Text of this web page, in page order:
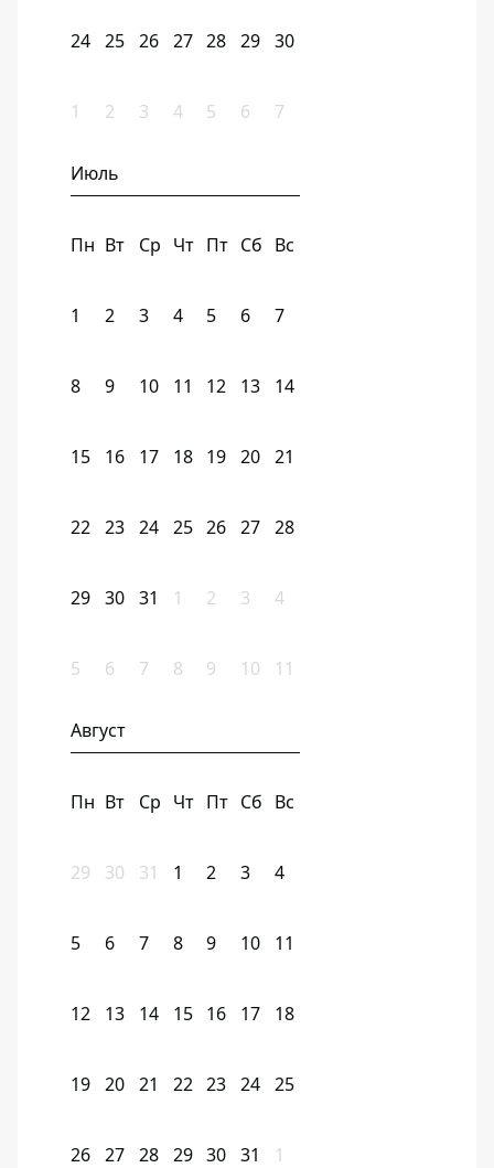
24 25 26 27 28 29 30
1 2 3 4 5 6 7
Июль
Пн Вт Ср Чт Пт Сб Вс
1 2 3 4 5 6 7
8 9 10 11 12 13 14
15 16 17 18 19 20 21
22 23 24 25 26 27 28
29 30 31 1 2 3 4
5 6 7 8 9 10 11
Август
Пн Вт Ср Чт Пт Сб Вс
29 30 31 1 2 3 4
5 6 7 8 9 10 11
12 13 14 15 16 17 18
19 20 21 22 23 24 25
26 27 28 29 30 31 1